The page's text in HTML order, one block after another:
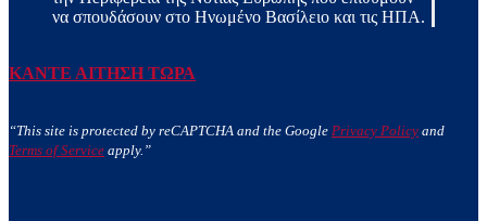
να σπουδάσουν στο Ηνωμένο Βασίλειο και τις ΗΠΑ.
ΚΑΝΤΕ ΑΙΤΗΣΗ ΤΩΡΑ
“This site is protected by reCAPTCHA and the Google Privacy Policy and
Terms of Service apply.”